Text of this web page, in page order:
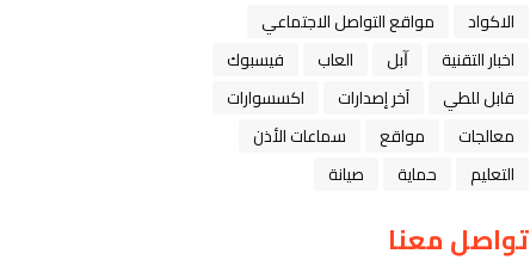
الاكواد
مواقع التواصل الاجتماعي
اخبار التقنية
ﺁﺑﻞ العاب
فيسبوك
قابل للطي
آخر إصدارات
اكسسوارات
معالجات
مواقع
سماعات الأذن
التعليم
حماية صيانة
تواصل معنا